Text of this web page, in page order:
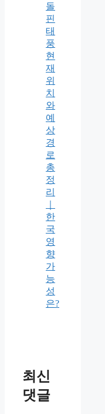
돌
핀
태
풍
현
재
위
치
와
예
상
경
로
총
정
리
한
국
영
향
가
능
성
은?
최신
댓글